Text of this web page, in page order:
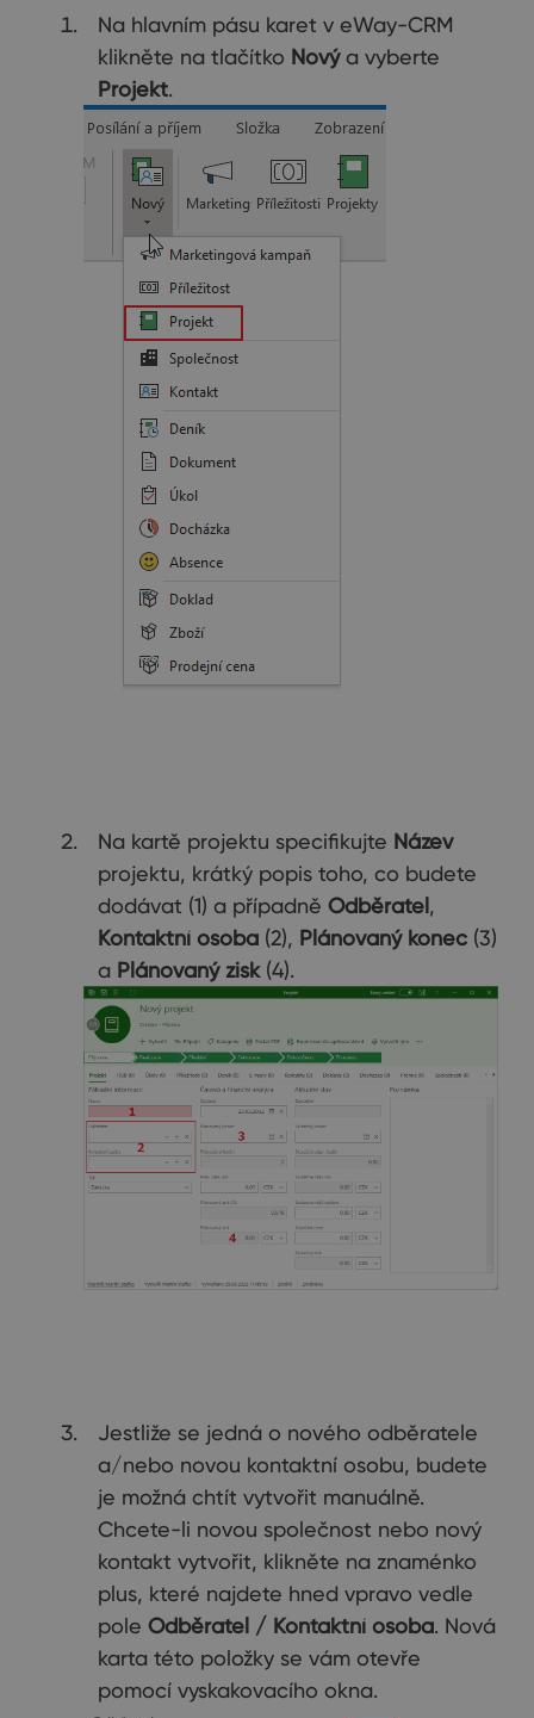
Na hlavním pásu karet v eWay-CRM
klikněte na tlačítko Novýa vyberte
Projekt.
Na kartě projektu specifikujte Název
projektu, krátký popis toho, co budete
dodávat (1) a případně Odběratel ,
Kontaktní osoba (2), Plánovaný konec (3)
a Plánovaný zisk(4).
Jestliže se jedná o nového odběratele
a/nebo novou kontaktní osobu, budete
je možná chtít vytvořit manuálně.
Chcete-li novou společnost nebo nový
kontakt vytvořit, klikněte na znaménko
plus, které najdete hned vpravo vedle
pole Odběratel / Kontaktní osoba. Nová
karta této položky se vám otevře
pomocí vyskakovacího okna.